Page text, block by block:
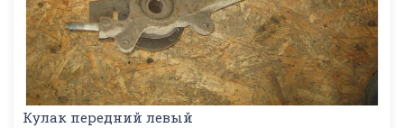
Кулак передний левый